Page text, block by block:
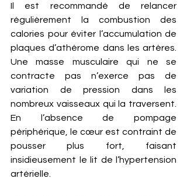
Il est recommandé de relancer
régulièrement la combustion des
calories pour éviter l’accumulation de
plaques d’athérome dans les artères.
Une masse musculaire qui ne se
contracte pas n’exerce pas de
variation de pression dans les
nombreux vaisseaux qui la traversent.
En l’absence de pompage
périphérique, le cœur est contraint de
pousser plus fort, faisant
insidieusement le lit de l’hypertension
artérielle.